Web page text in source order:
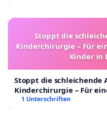
Stoppt die
Kinderchirurgie – Für
Kinder in
Stoppt die schleichende
Kinderchirurgie – Für
Kinder in Deutschland
1 Unterschriften